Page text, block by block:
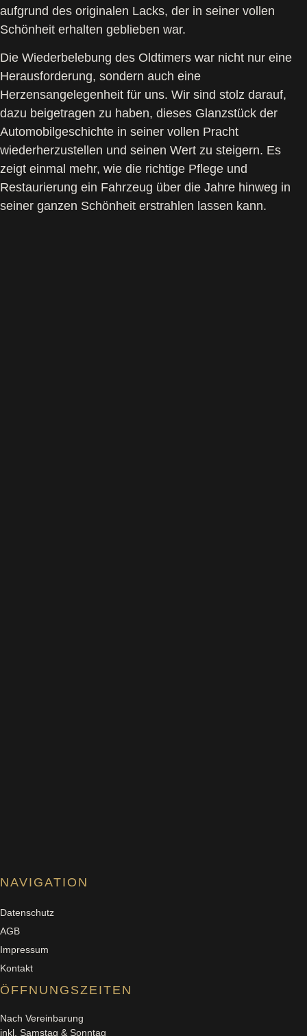
aufgrund des originalen Lacks, der in seiner vollen
Schönheit erhalten geblieben war.
Die Wiederbelebung des Oldtimers war nicht nur eine
Herausforderung, sondern auch eine
Herzensangelegenheit für uns. Wir sind stolz darauf,
dazu beigetragen zu haben, dieses Glanzstück der
Automobilgeschichte in seiner vollen Pracht
wiederherzustellen und seinen Wert zu steigern. Es
zeigt einmal mehr, wie die richtige Pflege und
Restaurierung ein Fahrzeug über die Jahre hinweg in
seiner ganzen Schönheit erstrahlen lassen kann.
NAVIGATION
Datenschutz
AGB
Impressum
Kontakt
ÖFFNUNGSZEITEN
Nach Vereinbarung
inkl. Samstag & Sonntag